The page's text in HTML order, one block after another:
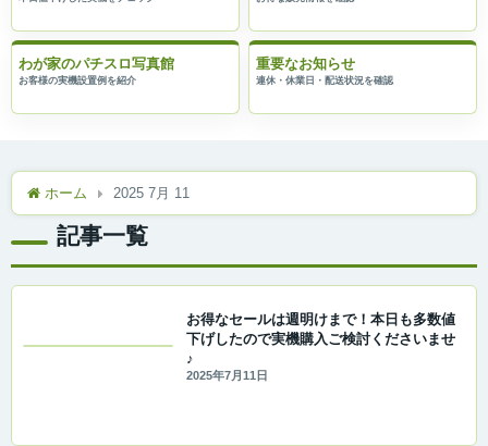
わが家のパチスロ写真館 重要なお知らせ
ホーム 2025 7月 11
記事一覧
お得なセールは週明けまで！本日も多数値
下げしたので実機購入ご検討くださいませ
♪
2025年7月11日